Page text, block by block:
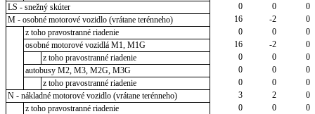
LS - snežný skúter
0 0
0
M - osobné motorové vozidlo (vrátane terénneho)
16 -2
0
z toho pravostranné riadenie
0 0
0
osobné motorové vozidlá M1, M1G
16 -2
0
z toho pravostranné riadenie
0 0
0
autobusy M2, M3, M2G, M3G
0 0
0
z toho pravostranné riadenie
0 0
0
N - nákladné motorové vozidlo (vrátane terénneho)
3 2
0
z toho pravostranné riadenie
0 0
0